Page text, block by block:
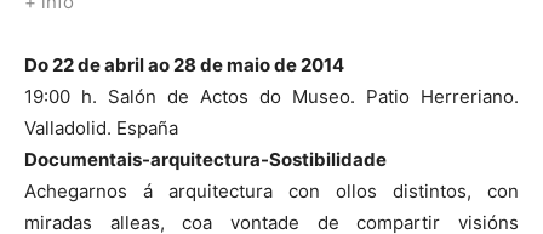
Do 22 de abril ao 28 de maio de 2014
19:00 h. Salón de Actos do Museo. Patio Herreriano.
Valladolid. España
Documentais-arquitectura-Sostibilidade
Achegarnos á arquitectura con ollos distintos, con
miradas alleas, coa vontade de compartir visións